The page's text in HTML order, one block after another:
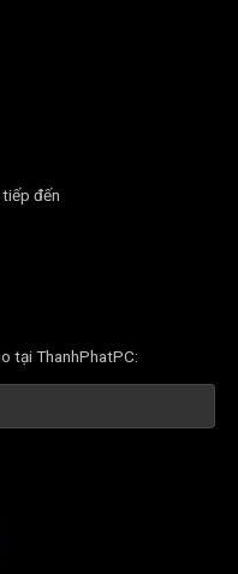
đến
tại ThanhPhatPC: